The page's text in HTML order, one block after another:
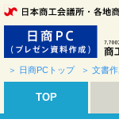
＞ 日商PCトップ ＞ 文書
TOP